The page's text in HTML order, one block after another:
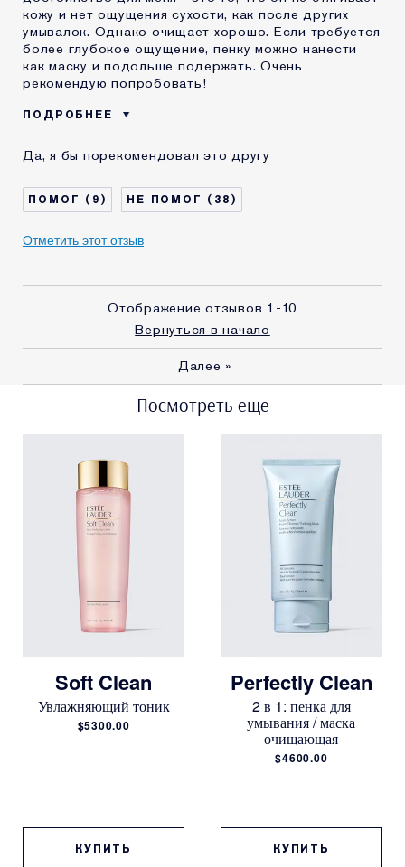
кожу и нет ощущения сухости, как после других
умывалок. Однако очищает хорошо. Если требуется
более глубокое ощущение, пенку можно нанести
как маску и подольше подержать. Очень
рекомендую попробовать!
ПОДРОБНЕЕ
Тип кожи
Нормальная / комбинированная
Проблема кожи
Другая
КАК ДАВНО ВЫ
КОМЕТИКОЙ ESTEE
2-5 лет
Я получал(-а)
миниатюру этого
Нет
Да, я бы порекомендовал это другу
9 38
Отметить этот отзыв
Отображение отзывов 1-10
Вернуться в начало
Далее »
Посмотреть еще
Soft Clean
Увлажняющий тоник
$5300.00
КУПИТЬ
Perfectly Clean
2 в 1: пенка для
умывания / маска
очищающая
$4600.00
КУПИТЬ